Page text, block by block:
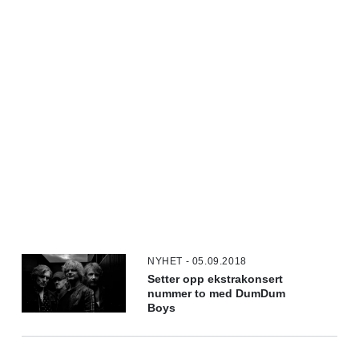
NYHET - 05.09.2018
Setter opp ekstrakonsert
nummer to med DumDum
Boys